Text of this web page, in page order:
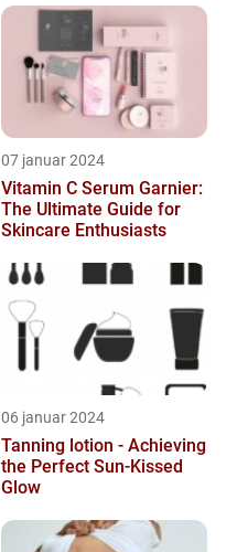
07 januar 2024
Vitamin C Serum Garnier:
The Ultimate Guide for
Skincare Enthusiasts
06 januar 2024
Tanning lotion - Achieving
the Perfect Sun-Kissed
Glow